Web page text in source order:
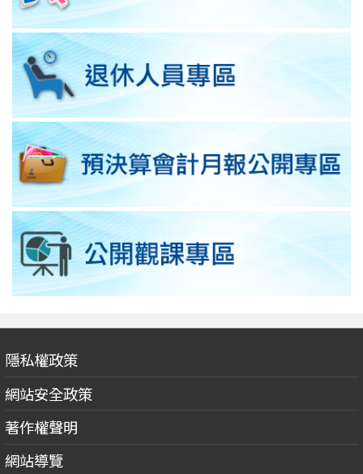
隱私權政策
網站安全政策
著作權聲明
網站導覽